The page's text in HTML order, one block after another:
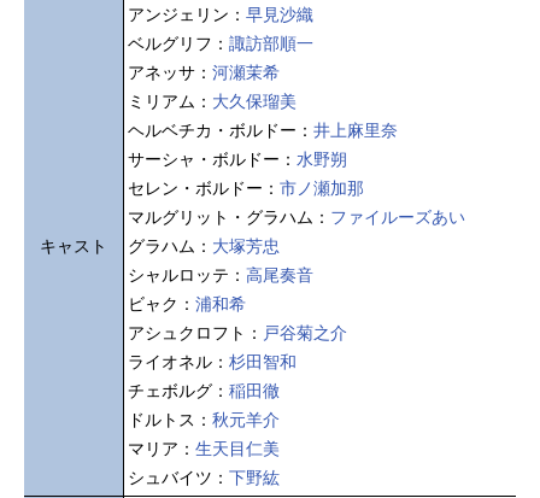
キャスト
アンジェリン： 早見沙織
ベルグリフ： 諏訪部順一
アネッサ： 河瀬茉希
ミリアム： 大久保瑠美
ヘルベチカ・ボルドー： 井上麻里奈
サーシャ・ボルドー： 水野朔
セレン・ボルドー： 市ノ瀬加那
マルグリット・グラハム： ファイルーズあい
グラハム： 大塚芳忠
シャルロッテ： 高尾奏音
ビャク： 浦和希
アシュクロフト： 戸谷菊之介
ライオネル： 杉田智和
チェボルグ： 稲田徹
ドルトス： 秋元羊介
マリア： 生天目仁美
シュバイツ： 下野紘